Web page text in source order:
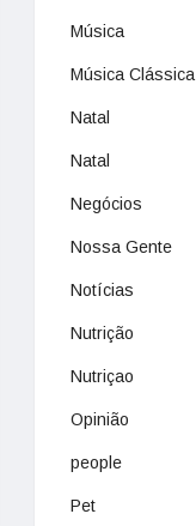
Música
Música Clássica
Natal
Natal
Negócios
Nossa Gente
Notícias
Nutrição
Nutriçao
Opinião
people
Pet